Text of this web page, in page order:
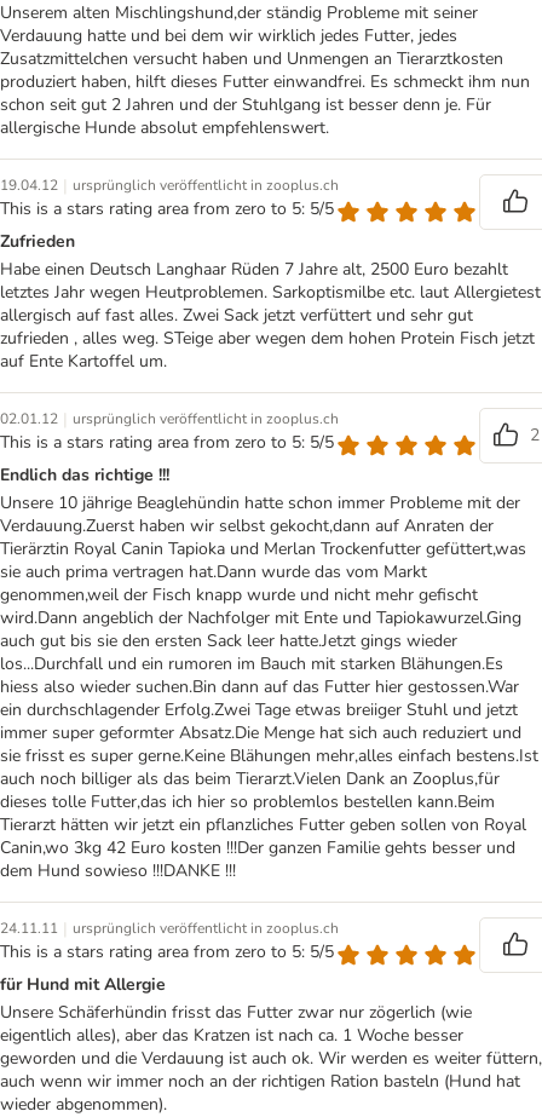
Unserem alten Mischlingshund,der ständig Probleme mit seiner
Verdauung hatte und bei dem wir wirklich jedes Futter, jedes
Zusatzmittelchen versucht haben und Unmengen an Tierarztkosten
produziert haben, hilft dieses Futter einwandfrei. Es schmeckt ihm nun
schon seit gut 2 Jahren und der Stuhlgang ist besser denn je. Für
allergische Hunde absolut empfehlenswert.
19.04.12 | ursprünglich veröffentlicht in zooplus.ch
This is a stars rating area from zero to 5: 5/5
Zufrieden
Habe einen Deutsch Langhaar Rüden 7 Jahre alt, 2500 Euro bezahlt
letztes Jahr wegen Heutproblemen. Sarkoptismilbe etc. laut Allergietest
allergisch auf fast alles. Zwei Sack jetzt verfüttert und sehr gut
zufrieden , alles weg. STeige aber wegen dem hohen Protein Fisch jetzt
auf Ente Kartoffel um.
02.01.12 | ursprünglich veröffentlicht in zooplus.ch
This is a stars rating area from zero to 5: 5/5
2
Endlich das richtige !!!
Unsere 10 jährige Beaglehündin hatte schon immer Probleme mit der
Verdauung.Zuerst haben wir selbst gekocht,dann auf Anraten der
Tierärztin Royal Canin Tapioka und Merlan Trockenfutter gefüttert,was
sie auch prima vertragen hat.Dann wurde das vom Markt
genommen,weil der Fisch knapp wurde und nicht mehr gefischt
wird.Dann angeblich der Nachfolger mit Ente und Tapiokawurzel.Ging
auch gut bis sie den ersten Sack leer hatte.Jetzt gings wieder
los...Durchfall und ein rumoren im Bauch mit starken Blähungen.Es
hiess also wieder suchen.Bin dann auf das Futter hier gestossen.War
ein durchschlagender Erfolg.Zwei Tage etwas breiiger Stuhl und jetzt
immer super geformter Absatz.Die Menge hat sich auch reduziert und
sie frisst es super gerne.Keine Blähungen mehr,alles einfach bestens.Ist
auch noch billiger als das beim Tierarzt.Vielen Dank an Zooplus,für
dieses tolle Futter,das ich hier so problemlos bestellen kann.Beim
Tierarzt hätten wir jetzt ein pflanzliches Futter geben sollen von Royal
Canin,wo 3kg 42 Euro kosten !!!Der ganzen Familie gehts besser und
dem Hund sowieso !!!DANKE !!!
24.11.11 | ursprünglich veröffentlicht in zooplus.ch
This is a stars rating area from zero to 5: 5/5
für Hund mit Allergie
Unsere Schäferhündin frisst das Futter zwar nur zögerlich (wie
eigentlich alles), aber das Kratzen ist nach ca. 1 Woche besser
geworden und die Verdauung ist auch ok. Wir werden es weiter füttern,
auch wenn wir immer noch an der richtigen Ration basteln (Hund hat
wieder abgenommen).